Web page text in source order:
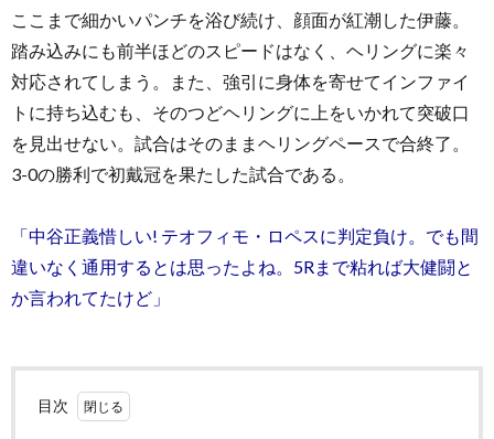
ここまで細かいパンチを浴び続け、顔面が紅潮した伊藤。
踏み込みにも前半ほどのスピードはなく、ヘリングに楽々
対応されてしまう。また、強引に身体を寄せてインファイ
トに持ち込むも、そのつどヘリングに上をいかれて突破口
を見出せない。試合はそのままヘリングペースで合終了。
3-0の勝利で初戴冠を果たした試合である。
「中谷正義惜しい! テオフィモ・ロペスに判定負け。でも間
違いなく通用するとは思ったよね。5Rまで粘れば大健闘と
か言われてたけど」
目次